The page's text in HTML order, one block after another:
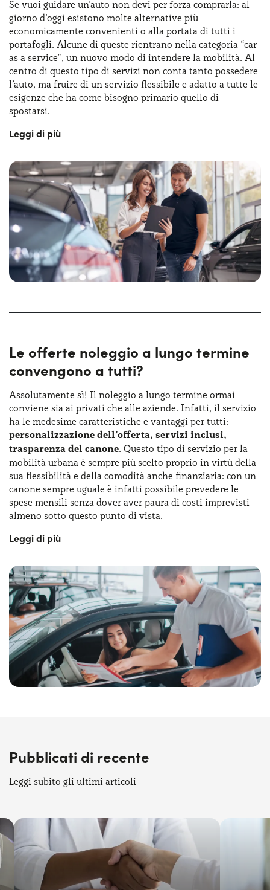
con cui abbasserai la rata mensile.
Assistenza, comodità, convenienza: il noleggio auto a
lungo termine è la soluzione adatta per chi non vuole o
non può comprare l’auto, ma ha comunque la necessità di
muoversi e viaggiare. Scopri la libertà di guidare con
soluzioni di Mobility as a Service: il nostro noleggio auto
a lungo termine ti offre una mobilità flessibile, comoda e
sostenibile
Se vuoi guidare un’auto non devi per forza comprarla: al
giorno d’oggi esistono molte alternative più
economicamente convenienti o alla portata di tutti i
portafogli. Alcune di queste rientrano nella categoria “car
as a service”, un nuovo modo di intendere la mobilità. Al
centro di questo tipo di servizi non conta tanto possedere
l’auto, ma fruire di un servizio flessibile e adatto a tutte le
esigenze che ha come bisogno primario quello di
spostarsi.
Noi amiamo chiamarla "
ma è un servizio molto più ampio che comprende tutte le
sfumature di mobilità.
Yoyomove nasce proprio per rispondere a questa esigenza:
aiutare persone e aziende ad orientarsi tra le migliaia di
offerte di noleggio a lungo termineper scegliere quella
più adatta alla situazione. La smart mobility non è più
futuro, è diventato realtà alla tua portata!
Le offerte noleggio a lungo termine
convengono a tutti?
Assolutamente sì! Il noleggio a lungo termine ormai
conviene sia ai privati che alle aziende. Infatti, il servizio
ha le medesime caratteristiche e vantaggi per tutti:
personalizzazione dell’offerta, servizi inclusi,
trasparenza del canone. Questo tipo di servizio per la
mobilità urbana è sempre più scelto proprio in virtù della
sua flessibilità e della comodità anche finanziaria: con un
canone sempre uguale è infatti possibile prevedere le
spese mensili senza dover aver paura di costi imprevisti
almeno sotto questo punto di vista.
Sulleofferte di noleggio auto a lungo termine per
costo della propria auto, senza sorprese di alcun genere,
mentre aziende e partite iva possono scaricare i costi.
Soprattutto, i servizi inclusi e la trasparenza del canone si
applicano a tutti i modelli, anche per esempio alnoleggio
a lungo termine auto elettriche. In fondo il miglior
noleggio a lungo termine è quello che puoi personalizzare
sulla base delle tue esigenze, sapendo che hai la sicurezza
di poter scegliere tra tutte le offerte disponibili! E se non
Pubblicati di recente
Leggi subito gli ultimi articoli